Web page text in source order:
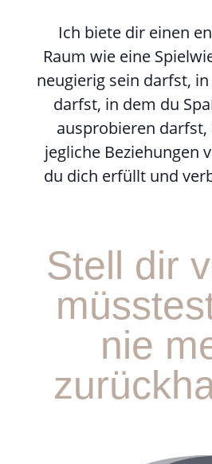
Ich biete dir einen
Raum wie eine
neugierig sein darfst,
darfst, in dem du
ausprobieren darfst,
jegliche Beziehungen
du dich erfüllt und
Stell dir
nie